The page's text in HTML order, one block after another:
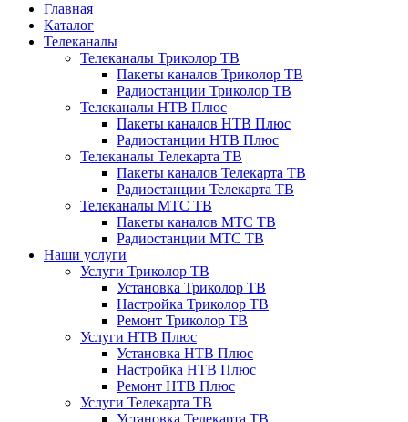
Главная
Каталог
Телеканалы
Телеканалы Триколор ТВ
Пакеты каналов Триколор ТВ
Радиостанции Триколор ТВ
Телеканалы НТВ Плюс
Пакеты каналов НТВ Плюс
Радиостанции НТВ Плюс
Телеканалы Телекарта ТВ
Пакеты каналов Телекарта ТВ
Радиостанции Телекарта ТВ
Телеканалы МТС ТВ
Пакеты каналов МТС ТВ
Радиостанции МТС ТВ
Наши услуги
Услуги Триколор ТВ
Установка Триколор ТВ
Настройка Триколор ТВ
Ремонт Триколор ТВ
Услуги НТВ Плюс
Установка НТВ Плюс
Настройка НТВ Плюс
Ремонт НТВ Плюс
Услуги Телекарта ТВ
Установка Телекарта ТВ